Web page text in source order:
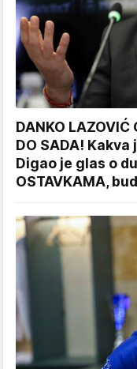
DANKO LAZOVIĆ
DO SADA!
Digao je glas o
OSTAVKAMA,